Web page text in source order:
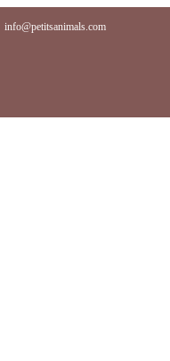
info@petitsanimals.com